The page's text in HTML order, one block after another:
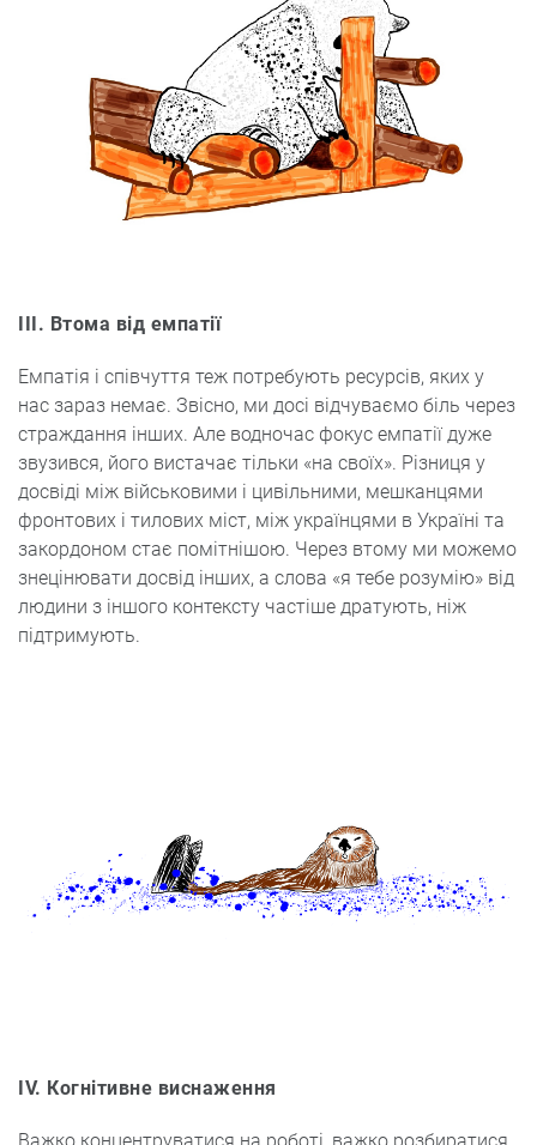
III. Втома від емпатії
Емпатія і співчуття теж потребують ресурсів, яких у
нас зараз немає. Звісно, ми досі відчуваємо біль через
страждання інших. Але водночас фокус емпатії дуже
звузився, його вистачає тільки «на своїх». Різниця у
досвіді між військовими і цивільними, мешканцями
фронтових і тилових міст, між українцями в Україні та
закордоном стає помітнішою. Через втому ми можемо
знецінювати досвід інших, а слова «я тебе розумію» від
людини з іншого контексту частіше дратують, ніж
підтримують.
IV. Когнітивне виснаження
Важко концентруватися на роботі, важко розбиратися